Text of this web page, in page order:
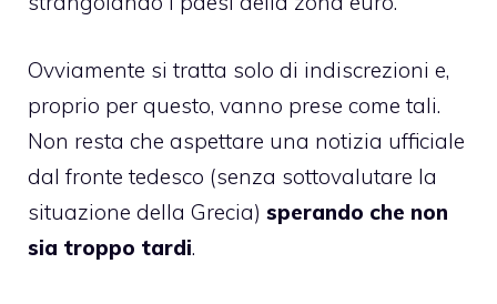
Ovviamente si tratta solo di indiscrezioni e,
proprio per questo, vanno prese come tali.
Non resta che aspettare una notizia ufficiale
dal fronte tedesco (senza sottovalutare la
situazione della Grecia) sperando che non
sia troppo tardi.